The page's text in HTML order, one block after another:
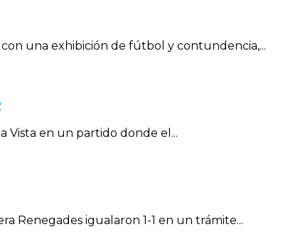
una exhibición de fútbol y contundencia,...
Vista en un partido donde el...
Renegades igualaron 1-1 en un trámite...